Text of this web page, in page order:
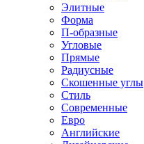
Элитные
Форма
П-образные
Угловые
Прямые
Радиусные
Скошенные углы
Стиль
Современные
Евро
Английские